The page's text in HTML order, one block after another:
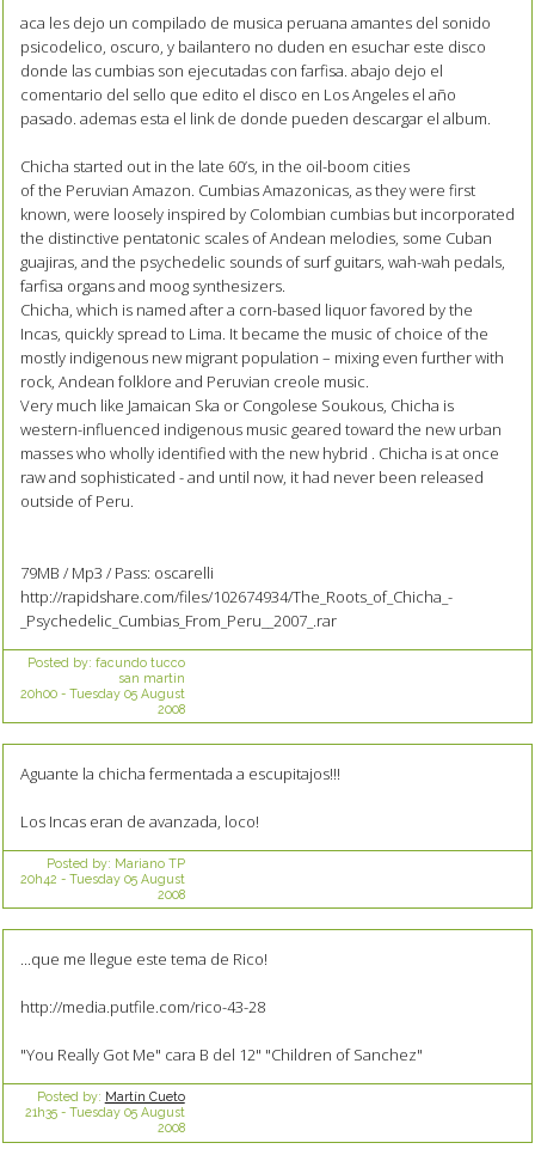
aca les dejo un compilado de musica peruana amantes del sonido
psicodelico, oscuro, y bailantero no duden en esuchar este disco
donde las cumbias son ejecutadas con farfisa. abajo dejo el
comentario del sello que edito el disco en Los Angeles el año
pasado. ademas esta el link de donde pueden descargar el album.
Chicha started out in the late 60’s, in the oil-boom cities
of the Peruvian Amazon. Cumbias Amazonicas, as they were first
known, were loosely inspired by Colombian cumbias but incorporated
the distinctive pentatonic scales of Andean melodies, some Cuban
guajiras, and the psychedelic sounds of surf guitars, wah-wah pedals,
farfisa organs and moog synthesizers.
Chicha, which is named after a corn-based liquor favored by the
Incas, quickly spread to Lima. It became the music of choice of the
mostly indigenous new migrant population – mixing even further with
rock, Andean folklore and Peruvian creole music.
Very much like Jamaican Ska or Congolese Soukous, Chicha is
western-influenced indigenous music geared toward the new urban
masses who wholly identified with the new hybrid . Chicha is at once
raw and sophisticated - and until now, it had never been released
outside of Peru.
79MB / Mp3 / Pass: oscarelli
http://rapidshare.com/files/102674934/The_Roots_of_Chicha_-
_Psychedelic_Cumbias_From_Peru__2007_.rar
Posted by: facundo tucco
san martin
20h00- Tuesday 05 August
2008
Aguante la chicha fermentada a escupitajos!!!
Los Incas eran de avanzada, loco!
Posted by: Mariano TP
20h42 - Tuesday 05 August
2008
...que me llegue este tema de Rico!
http://media.putfile.com/rico-43-28
"You Really Got Me" cara B del 12" "Children of Sanchez"
Posted by: Martín Cueto
21h35- Tuesday 05 August
2008